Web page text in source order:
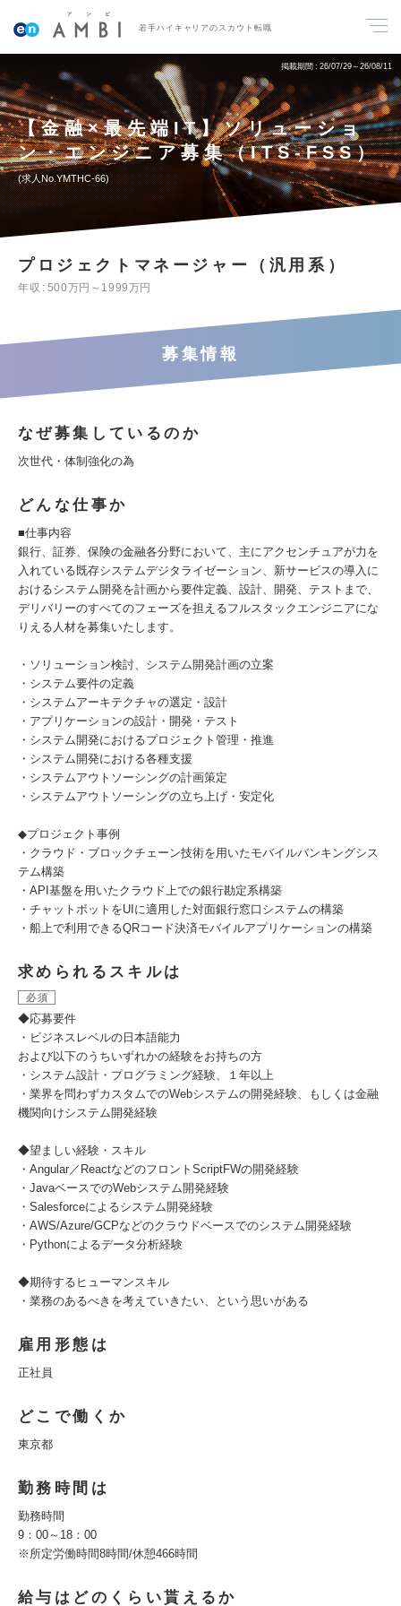
若手ハイキャリアのスカウト転職
掲載期間 26/07/29～26/08/11
【金融×最先端IT】ソリューショ
ン・エンジニア募集（ITS-FSS）
求人No.YMTHC-66
プロジェクトマネージャー（汎用系）
年収 500万円～1999万円
募集情報
なぜ募集しているのか
次世代・体制強化の為
どんな仕事か
■仕事内容
銀行、証券、保険の金融各分野において、主にアクセンチュアが力を
入れている既存システムデジタライゼーション、新サービスの導入に
おけるシステム開発を計画から要件定義、設計、開発、テストまで、
デリバリーのすべてのフェーズを担えるフルスタックエンジニアにな
りえる人材を募集いたします。
・ソリューション検討、システム開発計画の立案
・システム要件の定義
・システムアーキテクチャの選定・設計
・アプリケーションの設計・開発・テスト
・システム開発におけるプロジェクト管理・推進
・システム開発における各種支援
・システムアウトソーシングの計画策定
・システムアウトソーシングの立ち上げ・安定化
◆プロジェクト事例
・クラウド・ブロックチェーン技術を用いたモバイルバンキングシス
テム構築
・API基盤を用いたクラウド上での銀行勘定系構築
・チャットボットをUIに適用した対面銀行窓口システムの構築
・船上で利用できるQRコード決済モバイルアプリケーションの構築
求められるスキルは
必須
◆応募要件
・ビジネスレベルの日本語能力
および以下のうちいずれかの経験をお持ちの方
・システム設計・プログラミング経験、１年以上
・業界を問わずカスタムでのWebシステムの開発経験、もしくは金融
機関向けシステム開発経験
◆望ましい経験・スキル
・Angular／ReactなどのフロントScriptFWの開発経験
・JavaベースでのWebシステム開発経験
・Salesforceによるシステム開発経験
・AWS/Azure/GCPなどのクラウドベースでのシステム開発経験
・Pythonによるデータ分析経験
◆期待するヒューマンスキル
・業務のあるべきを考えていきたい、という思いがある
雇用形態は
正社員
どこで働くか
東京都
勤務時間は
勤務時間
9：00～18：00
※所定労働時間8時間/休憩466時間
給与はどのくらい貰えるか